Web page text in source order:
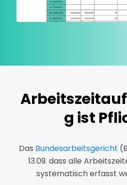
g ist
Das Bundesarbeitsgericht
13.09. dass alle
systematisch erfasst